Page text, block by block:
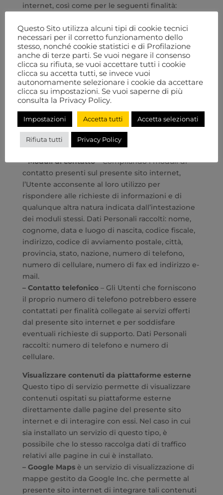
internet, così come per le seguenti finalità:
piattaforme esterne, gestire i pagamenti e
proteggere dallo SPAM.
Le tipologie di Dati Personali utilizzati per
ciascuna finalità sono indicati nelle sezioni
specifiche di questo documento.
Dettagli sul Trattamento dei
Dati Personali
I Dati Personali sono raccolti per le seguenti
finalità ed utilizzando i seguenti servizi.
Contattare l’utente
– Moduli di contatto– Compilando i moduli di
contatto presenti sul presente sito internet,
l’Utente acconsente al loro utilizzo per
rispondere alle richieste di informazioni e di
qualunque altra natura indicata dall’intestazione
dei moduli stessi. Dati Personali raccolti: nome,
cognome, data e luogo di nascita, codice fiscale,
indirizzo, codice di avviamento postale, città,
provincia, stato, nazione, numero di telefono,
numero di cellulare, numero di fax ed indirizzo e-
mail.
– Contatto telefonico– Gli Utenti che forniscono
il proprio numero di telefono potrebbero essere
contattati per finalità collegate ai servizi offerti
dal presente sito internet e per soddisfare
eventuali richieste di supporto. Dati Personali
raccolti: numero di telefono e numero di
cellulare.
Visualizzare contenuti da piattaforme esterne
Questo tipo di servizio permette di visualizzare
contenuti ospitati su piattaforme esterne
direttamente dalle pagine del presente sito
internet e di interagire con essi. Nel caso in cui
sia installato un servizio di questo tipo, è
possibile che lo stesso raccolga dati di traffico
relativi alle pagine in cui è installato.
– Google Mapsè un servizio di visualizzazione di
mappe gestito da Google Inc. che permette al
presente sito internet di integrare tali contenuti
Questo Sito utilizza alcuni tipi di cookie tecnici
necessari per il corretto funzionamento dello
stesso, nonché cookie statistici e di Profilazione
anche di terze parti. Se vuoi negare il consenso
clicca su rifiuta, se vuoi accettare tutti i cookie
clicca su accetta tutti, se invece vuoi
autonomamente selezionare i cookie da accettare
clicca su impostazioni. Se vuoi saperne di più
consulta la Privacy Policy.
Impostazioni Accetta tutti Accetta selezionati
Rifiuta tutti Privacy Policy